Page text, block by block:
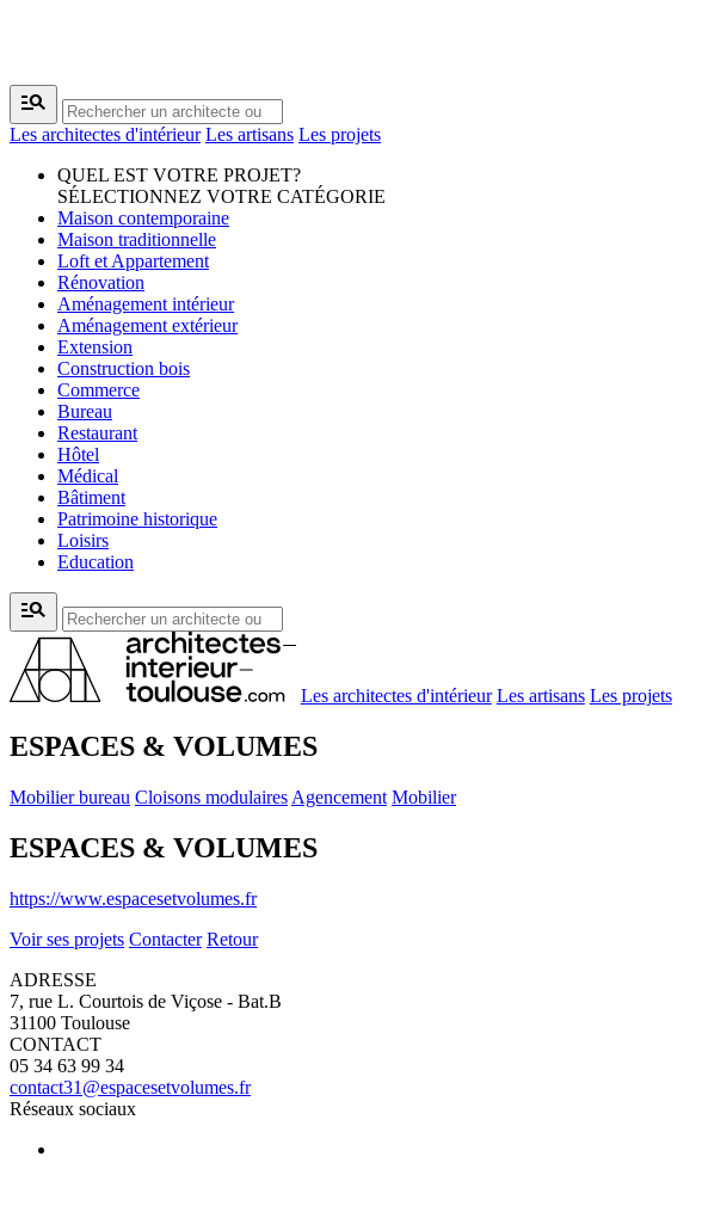
manage_search
Les architectes d'intérieur Les artisans Les projets
QUEL EST VOTRE PROJET?
SÉLECTIONNEZ VOTRE CATÉGORIE
Maison contemporaine
Maison traditionnelle
Loft et Appartement
Rénovation
Aménagement intérieur
Aménagement extérieur
Extension
Construction bois
Commerce
Bureau
Restaurant
Hôtel
Médical
Bâtiment
Patrimoine historique
Loisirs
Education
manage_search
Les architectes d'intérieur Les artisans Les projets
ESPACES & VOLUMES
Mobilier bureau Cloisons modulaires Agencement Mobilier
ESPACES & VOLUMES
https://www.espacesetvolumes.fr
Voir ses projets Contacter Retour
ADRESSE
7, rue L. Courtois de Viçose - Bat.B
31100 Toulouse
CONTACT
05 34 63 99 34
contact31@espacesetvolumes.fr
Réseaux sociaux